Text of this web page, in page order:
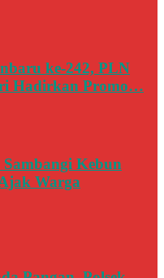
ke-242, PLN
Hadirkan Promo…
Kebun
Warga